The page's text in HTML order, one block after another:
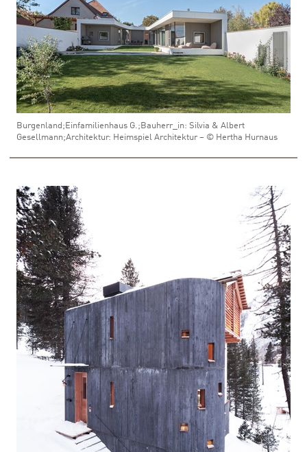
Burgenland;Einfamilienhaus G.;Bauherr_in: Silvia & Albert
Gesellmann;Architektur: Heimspiel Architektur – © Hertha Hurnaus